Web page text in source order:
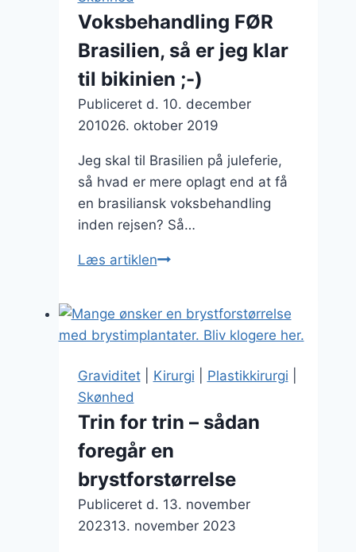
Voksbehandling FØR
Brasilien, så er jeg klar
til bikinien ;-)
Publiceret d. 10. december
201026. oktober 2019
Jeg skal til Brasilien på juleferie,
så hvad er mere oplagt end at få
en brasiliansk voksbehandling
inden rejsen? Så…
Læs artiklenVoksbehandling
så
er
jeg
bikinien
;-)
Graviditet| Kirurgi Plastikkirurgi
Skønhed
Trin for trin – sådan
foregår en
brystforstørrelse
Publiceret d. 13. november
202313. november 2023